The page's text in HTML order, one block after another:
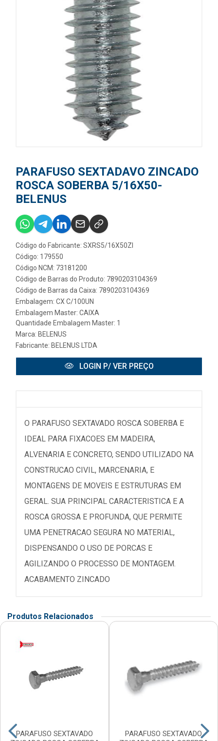
PARAFUSO SEXTADAVO ZINCADO
ROSCA SOBERBA 5/16X50-
BELENUS
Código do Fabricante: SXRS5/16X50ZI
Código: 179550
Código NCM: 73181200
Código de Barras do Produto: 7890203104369
Código de Barras da Caixa: 7890203104369
Embalagem: CX C/100UN
Embalagem Master: CAIXA
Quantidade Embalagem Master: 1
Marca: BELENUS
Fabricante: BELENUS LTDA
LOGIN P/ VER PREÇO
O PARAFUSO SEXTAVADO ROSCA SOBERBA E
IDEAL PARA FIXACOES EM MADEIRA,
ALVENARIA E CONCRETO, SENDO UTILIZADO NA
CONSTRUCAO CIVIL, MARCENARIA, E
MONTAGENS DE MOVEIS E ESTRUTURAS EM
GERAL. SUA PRINCIPAL CARACTERISTICA E A
ROSCA GROSSA E PROFUNDA, QUE PERMITE
UMA PENETRACAO SEGURA NO MATERIAL,
DISPENSANDO O USO DE PORCAS E
AGILIZANDO O PROCESSO DE MONTAGEM.
ACABAMENTO ZINCADO
Produtos Relacionados
PARAFUSO SEXTAVADO
PARAFUSO SEXTAVADO